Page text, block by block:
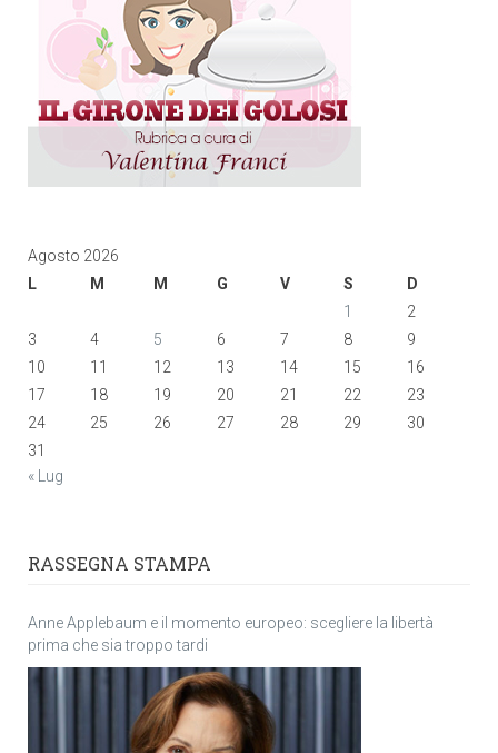
Agosto 2026
L
M M G V S
D
1
2
3
4 5 6 7 8
9
10
11 12 13 14 15
16
17
18 19 20 21 22
23
24
25 26 27 28 29
30
31
« Lug
RASSEGNA STAMPA
Anne Applebaum e il momento europeo: scegliere la libertà
prima che sia troppo tardi